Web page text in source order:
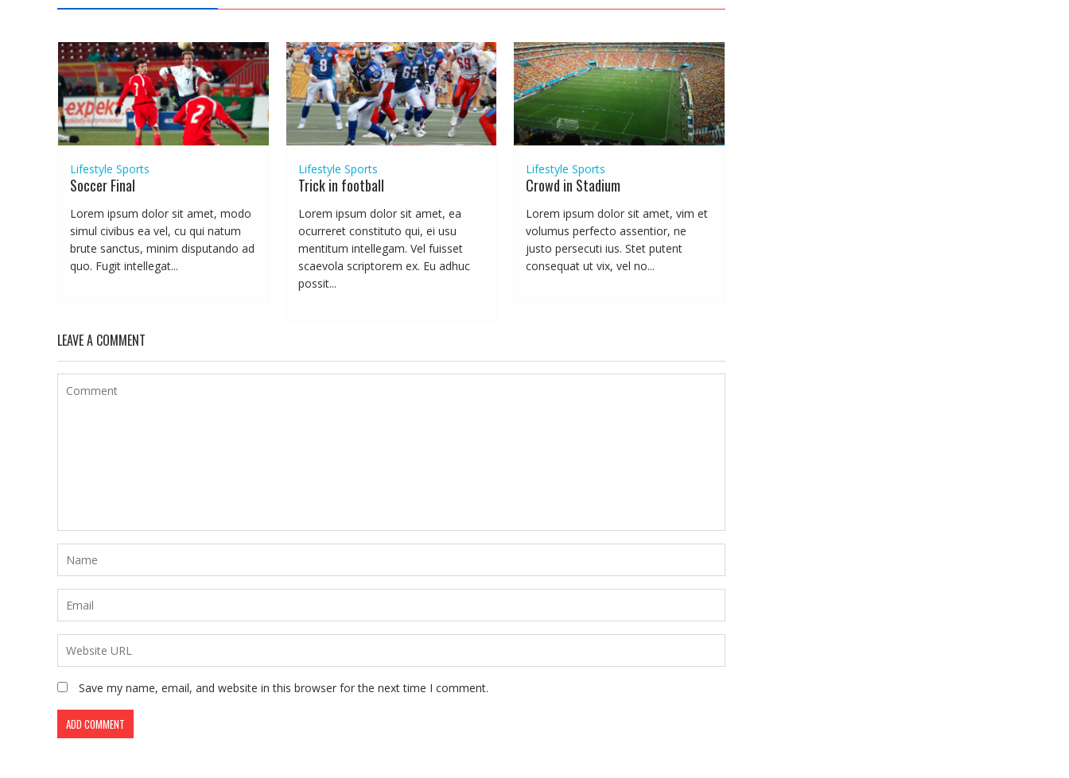
Lifestyle Sports
Soccer Final
Lorem ipsum dolor sit amet, modo
simul civibus ea vel, cu qui natum
brute sanctus, minim disputando ad
quo. Fugit intellegat...
Lifestyle Sports
Trick in football
Lorem ipsum dolor sit amet, ea
ocurreret constituto qui, ei usu
mentitum intellegam. Vel fuisset
scaevola scriptorem ex. Eu adhuc
possit...
Lifestyle Sports
Crowd in Stadium
Lorem ipsum dolor sit amet, vim et
volumus perfecto assentior, ne
justo persecuti ius. Stet putent
consequat ut vix, vel no...
LEAVE A COMMENT
Save my name, email, and website in this browser for the next time I comment.